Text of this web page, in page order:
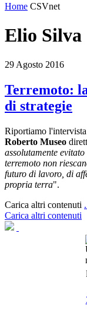
Home CSVnet
Elio Silva
29 Agosto 2016
Terremoto:
di strategie
Riportiamo
Roberto Museo
assolutamente evitato
terremoto non
futuro di lavoro, di
propria terra".
Carica altri contenuti
Carica altri contenuti